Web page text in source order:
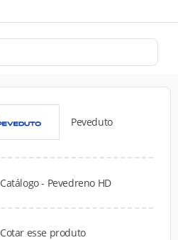
Peveduto
Catálogo - Pevedreno HD
Cotar esse produto